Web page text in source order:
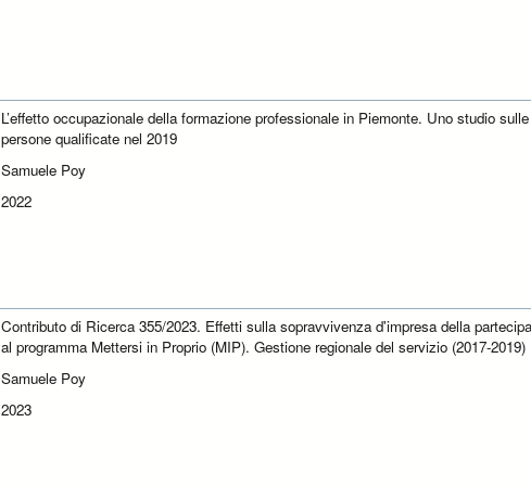
L’effetto occupazionale della formazione professionale in Piemonte. Uno studio sulle
persone qualificate nel 2019
Samuele Poy
2022
Contributo di Ricerca 355/2023. Effetti sulla sopravvivenza d'impresa della
al programma Mettersi in Proprio (MIP). Gestione regionale del servizio (2017-2019)
Samuele Poy
2023